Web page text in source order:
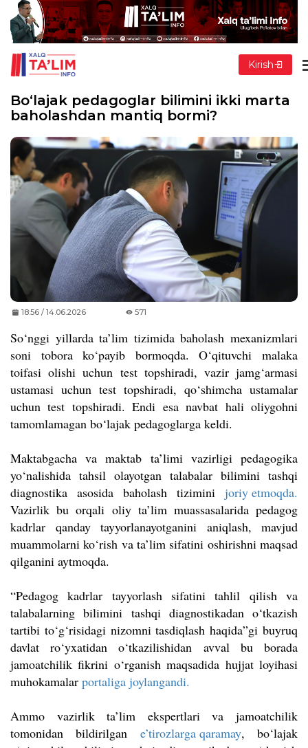
Kirish
Bo‘lajak pedagoglar bilimini ikki marta
baholashdan mantiq bormi?
18:56 / 14.06.2026 571
So‘nggi yillarda ta’lim tizimida baholash mexanizmlari
soni tobora ko‘payib bormoqda. O‘qituvchi malaka
toifasi olishi uchun test topshiradi, vazir jamg‘armasi
ustamasi uchun test topshiradi, qo‘shimcha ustamalar
uchun test topshiradi. Endi esa navbat hali oliygohni
tamomlamagan bo‘lajak pedagoglarga keldi.
Maktabgacha va maktab ta’limi vazirligi pedagogika
yo‘nalishida tahsil olayotgan talabalar bilimini tashqi
diagnostika asosida baholash tizimini joriy etmoqda.
Vazirlik bu orqali oliy ta’lim muassasalarida pedagog
kadrlar qanday tayyorlanayotganini aniqlash, mavjud
muammolarni ko‘rish va ta’lim sifatini oshirishni maqsad
qilganini aytmoqda.
“Pedagog kadrlar tayyorlash sifatini tahlil qilish va
talabalarning bilimini tashqi diagnostikadan o‘tkazish
tartibi to‘g‘risidagi nizomni tasdiqlash haqida”gi buyruq
davlat ro‘yxatidan o‘tkazilishidan avval bu borada
jamoatchilik fikrini o‘rganish maqsadida hujjat loyihasi
muhokamalar portaliga joylangandi.
Ammo vazirlik ta’lim ekspertlari va jamoatchilik
tomonidan bildirilgan e’tirozlarga qaramay, bo‘lajak